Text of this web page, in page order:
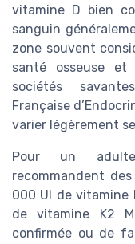
vitamine D bien
sanguin
zone souvent
santé osseuse et
sociétés
Française
varier légèrement
Pour un
recommandent
000 UI de vitamine
de vitamine K2
confirmée ou de